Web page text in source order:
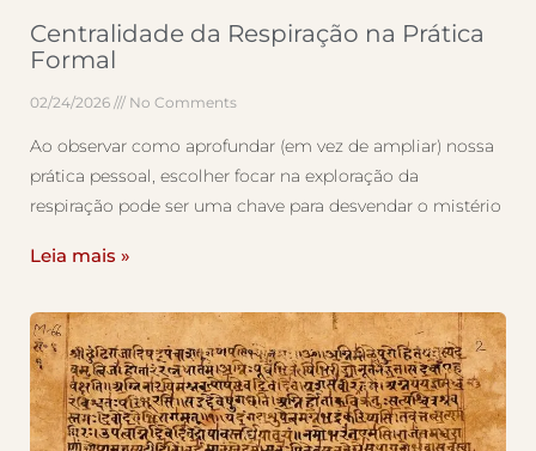
Centralidade da Respiração na Prática
Formal
02/24/2026 No Comments
Ao observar como aprofundar (em vez de ampliar) nossa
prática pessoal, escolher focar na exploração da
respiração pode ser uma chave para desvendar o mistério
Leia mais »